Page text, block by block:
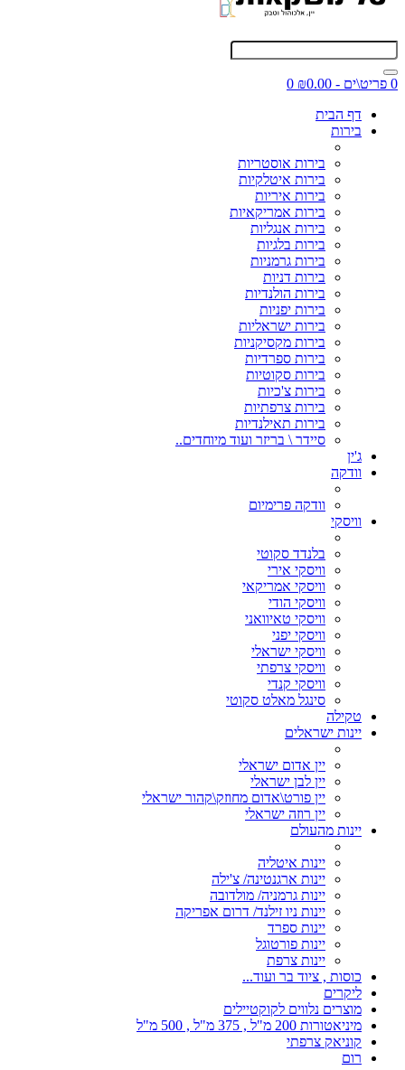
0 פריט\ים - ₪0.00
0
דף הבית
בירות
בירות אוסטריות
בירות איטלקיות
בירות איריות
בירות אמריקאיות
בירות אנגליות
בירות בלגיות
בירות גרמניות
בירות דניות
בירות הולנדיות
בירות יפניות
בירות ישראליות
בירות מקסיקניות
בירות ספרדיות
בירות סקוטיות
בירות צ'כיות
בירות צרפתיות
בירות תאילנדיות
סיידר \ בריזר ועוד מיוחדים..
ג'ין
וודקה
וודקה פרימיום
וויסקי
בלנדד סקוטי
וויסקי אירי
וויסקי אמריקאי
וויסקי הודי
וויסקי טאיוואני
וויסקי יפני
וויסקי ישראלי
וויסקי צרפתי
וויסקי קנדי
סינגל מאלט סקוטי
טקילה
יינות ישראלים
יין אדום ישראלי
יין לבן ישראלי
יין פורט\אדום מחוזק\קהור ישראלי
יין רוזה ישראלי
יינות מהעולם
יינות איטליה
יינות ארגנטינה/ צ'ילה
יינות גרמניה/ מולדובה
יינות ניו זילנד/ דרום אפריקה
יינות ספרד
יינות פורטוגל
יינות צרפת
כוסות , ציוד בר ועוד...
ליקרים
מוצרים נלווים לקוקטיילים
מיניאטורות 200 מ"ל , 375 מ"ל , 500 מ"ל
קוניאק צרפתי
רום